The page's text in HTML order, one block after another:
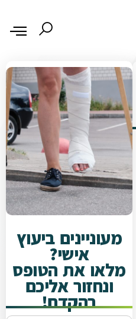
מעוניינים ביעוץ
אישי?
מלאו את הטופס
ונחזור אליכם
בהקדם!